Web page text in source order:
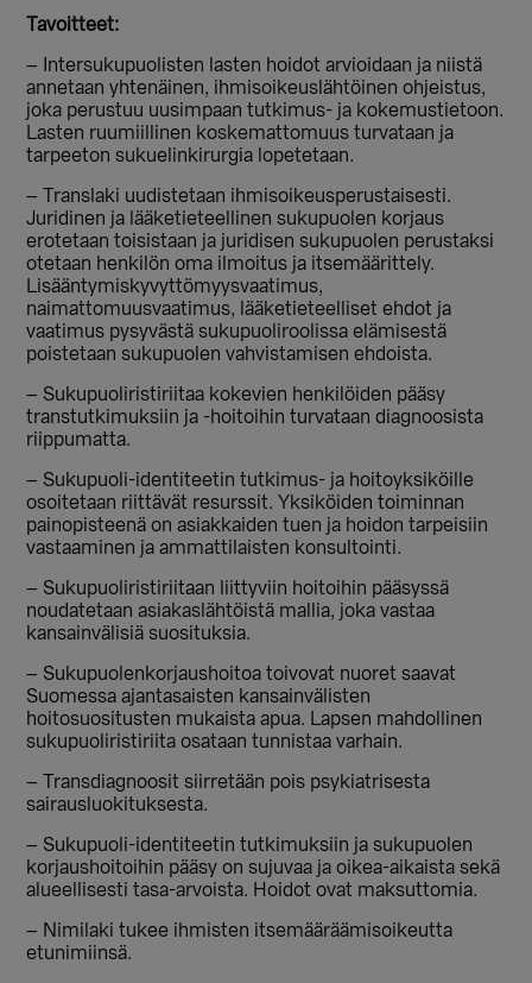
Tavoitteet:
– Intersukupuolisten lasten hoidot arvioidaan ja niistä
annetaan yhtenäinen, ihmisoikeuslähtöinen ohjeistus,
joka perustuu uusimpaan tutkimus- ja kokemustietoon.
Lasten ruumiillinen koskemattomuus turvataan ja
tarpeeton sukuelinkirurgia lopetetaan.
– Translaki uudistetaan ihmisoikeusperustaisesti.
Juridinen ja lääketieteellinen sukupuolen korjaus
erotetaan toisistaan ja juridisen sukupuolen perustaksi
otetaan henkilön oma ilmoitus ja itsemäärittely.
Lisääntymiskyvyttömyysvaatimus,
naimattomuusvaatimus, lääketieteelliset ehdot ja
vaatimus pysyvästä sukupuoliroolissa elämisestä
poistetaan sukupuolen vahvistamisen ehdoista.
– Sukupuoliristiriitaa kokevien henkilöiden pääsy
transtutkimuksiin ja -hoitoihin turvataan diagnoosista
riippumatta.
– Sukupuoli-identiteetin tutkimus- ja hoitoyksiköille
osoitetaan riittävät resurssit. Yksiköiden toiminnan
painopisteenä on asiakkaiden tuen ja hoidon tarpeisiin
vastaaminen ja ammattilaisten konsultointi.
– Sukupuoliristiriitaan liittyviin hoitoihin pääsyssä
noudatetaan asiakaslähtöistä mallia, joka vastaa
kansainvälisiä suosituksia.
– Sukupuolenkorjaushoitoa toivovat nuoret saavat
Suomessa ajantasaisten kansainvälisten
hoitosuositusten mukaista apua. Lapsen mahdollinen
sukupuoliristiriita osataan tunnistaa varhain.
– Transdiagnoosit siirretään pois psykiatrisesta
sairausluokituksesta.
– Sukupuoli-identiteetin tutkimuksiin ja sukupuolen
korjaushoitoihin pääsy on sujuvaa ja oikea-aikaista sekä
alueellisesti tasa-arvoista. Hoidot ovat maksuttomia.
– Nimilaki tukee ihmisten itsemääräämisoikeutta
etunimiinsä.